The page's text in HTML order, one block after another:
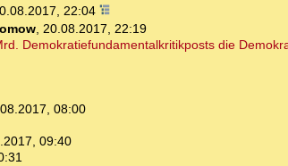
22:04
, 20.08.2017, 22:19
Demokratiefundamentalkritikposts die
08:00
09:40